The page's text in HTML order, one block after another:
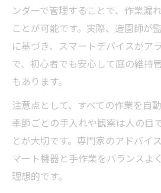
ンダーで管理することで、作業漏
ことが可能です。実際、造園師が
に基づき、スマートデバイスがア
で、初心者でも安心して庭の維持
もあります。
注意点として、すべての作業を自
季節ごとの手入れや観察は人の目
とが大切です。専門家のアドバイ
マート機器と手作業をバランスよ
理想的です。